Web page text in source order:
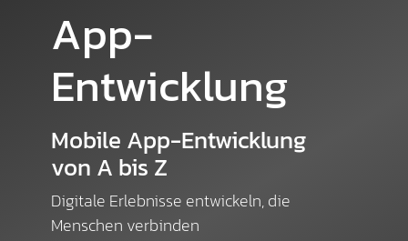
App-
Entwicklung
Mobile App-Entwicklung
von A bis Z
Digitale Erlebnisse entwickeln, die
Menschen verbinden